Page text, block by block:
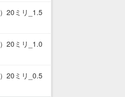
20ミリ_1.5
20ミリ_1.0
20ミリ_0.5